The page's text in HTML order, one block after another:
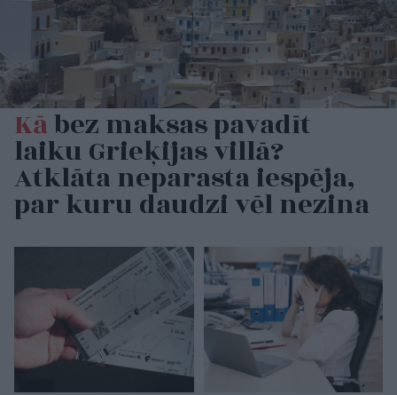
Kābez maksas pavadīt
laiku Grieķijas villā?
Atklāta neparasta iespēja,
par kuru daudzi vēl nezina